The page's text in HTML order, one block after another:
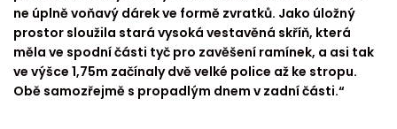
ne úplně voňavý dárek ve formě zvratků. Jako úložný
prostor sloužila stará vysoká vestavěná skříň, která
měla ve spodní části tyč pro zavěšení ramínek, a asi tak
ve výšce 1,75m začínaly dvě velké police až ke stropu.
Obě samozřejmě s propadlým dnem v zadní části.“